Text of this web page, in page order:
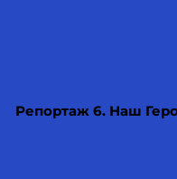
Репортаж 6. Наш